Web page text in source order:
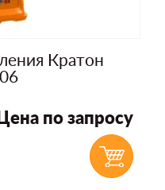
Кратон
по запросу